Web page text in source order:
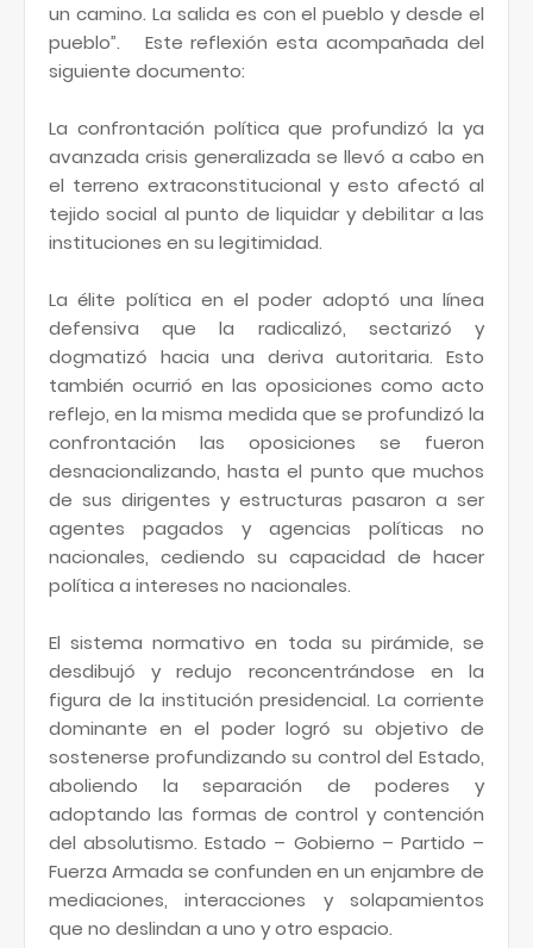
un camino. La salida es con el pueblo y desde el
pueblo”. Este reflexión esta acompañada del
siguiente documento:
La confrontación política que profundizó la ya
avanzada crisis generalizada se llevó a cabo en
el terreno extraconstitucional y esto afectó al
tejido social al punto de liquidar y debilitar a las
instituciones en su legitimidad.
La élite política en el poder adoptó una línea
defensiva que la radicalizó, sectarizó y
dogmatizó hacia una deriva autoritaria. Esto
también ocurrió en las oposiciones como acto
reflejo, en la misma medida que se profundizó la
confrontación las oposiciones se fueron
desnacionalizando, hasta el punto que muchos
de sus dirigentes y estructuras pasaron a ser
agentes pagados y agencias políticas no
nacionales, cediendo su capacidad de hacer
política a intereses no nacionales.
El sistema normativo en toda su pirámide, se
desdibujó y redujo reconcentrándose en la
figura de la institución presidencial. La corriente
dominante en el poder logró su objetivo de
sostenerse profundizando su control del Estado,
aboliendo la separación de poderes y
adoptando las formas de control y contención
del absolutismo. Estado – Gobierno – Partido –
Fuerza Armada se confunden en un enjambre de
mediaciones, interacciones y solapamientos
que no deslindan a uno y otro espacio.